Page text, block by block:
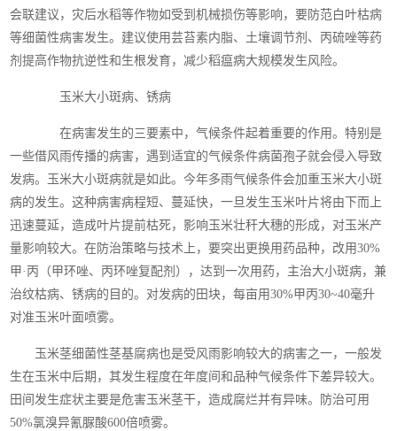
会联建议，灾后水稻等作物如受到机械损伤等影响，要防范白叶枯病
等细菌性病害发生。建议使用芸苔素内脂、土壤调节剂、丙硫唑等药
剂提高作物抗逆性和生根发育，减少稻瘟病大规模发生风险。
玉米大小斑病、锈病
在病害发生的三要素中，气候条件起着重要的作用。特别是
一些借风雨传播的病害，遇到适宜的气候条件病菌孢子就会侵入导致
发病。玉米大小斑病就是如此。今年多雨气候条件会加重玉米大小斑
病的发生。这种病害病程短、蔓延快，一旦发生玉米叶片将由下而上
迅速蔓延，造成叶片提前枯死，影响玉米壮秆大穗的形成，对玉米产
量影响较大。在防治策略与技术上，要突出更换用药品种，改用30%
甲·丙（甲环唑、丙环唑复配剂），达到一次用药，主治大小斑病，兼
治纹枯病、锈病的目的。对发病的田块，每亩用30%甲丙30~40毫升
对准玉米叶面喷雾。
玉米茎细菌性茎基腐病也是受风雨影响较大的病害之一，一般发
生在玉米中后期，其发生程度在年度间和品种气候条件下差异较大。
田间发生症状主要是危害玉米茎干，造成腐烂并有异味。防治可用
50%氯溴异氰脲酸600倍喷雾。